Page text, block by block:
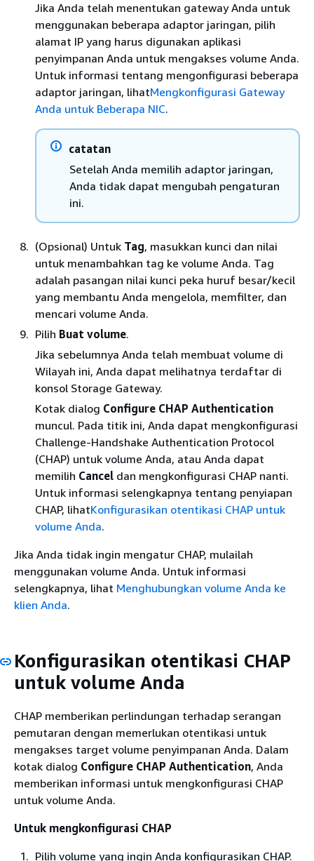
Jika Anda telah menentukan gateway Anda untuk
menggunakan beberapa adaptor jaringan, pilih
alamat IP yang harus digunakan aplikasi
penyimpanan Anda untuk mengakses volume Anda.
Untuk informasi tentang mengonfigurasi beberapa
adaptor jaringan, lihatMengkonfigurasi Gateway
Anda untuk Beberapa NIC.
catatan
Setelah Anda memilih adaptor jaringan,
Anda tidak dapat mengubah pengaturan
ini.
(Opsional) Untuk Tag, masukkan kunci dan nilai
untuk menambahkan tag ke volume Anda. Tag
adalah pasangan nilai kunci peka huruf besar/kecil
yang membantu Anda mengelola, memfilter, dan
mencari volume Anda.
Pilih Buat volume.
Jika sebelumnya Anda telah membuat volume di
Wilayah ini, Anda dapat melihatnya terdaftar di
konsol Storage Gateway.
Kotak dialog Configure CHAP Authentication
muncul. Pada titik ini, Anda dapat mengkonfigurasi
Challenge-Handshake Authentication Protocol
(CHAP) untuk volume Anda, atau Anda dapat
memilih Cancel dan mengkonfigurasi CHAP nanti.
Untuk informasi selengkapnya tentang penyiapan
CHAP, lihatKonfigurasikan otentikasi CHAP untuk
volume Anda.
Jika Anda tidak ingin mengatur CHAP, mulailah
menggunakan volume Anda. Untuk informasi
selengkapnya, lihat Menghubungkan volume Anda ke
klien Anda.
Konfigurasikan otentikasi CHAP
untuk volume Anda
CHAP memberikan perlindungan terhadap serangan
pemutaran dengan memerlukan otentikasi untuk
mengakses target volume penyimpanan Anda. Dalam
kotak dialog Configure CHAP Authentication, Anda
memberikan informasi untuk mengkonfigurasi CHAP
untuk volume Anda.
Untuk mengkonfigurasi CHAP
Pilih volume yang ingin Anda konfigurasikan CHAP.